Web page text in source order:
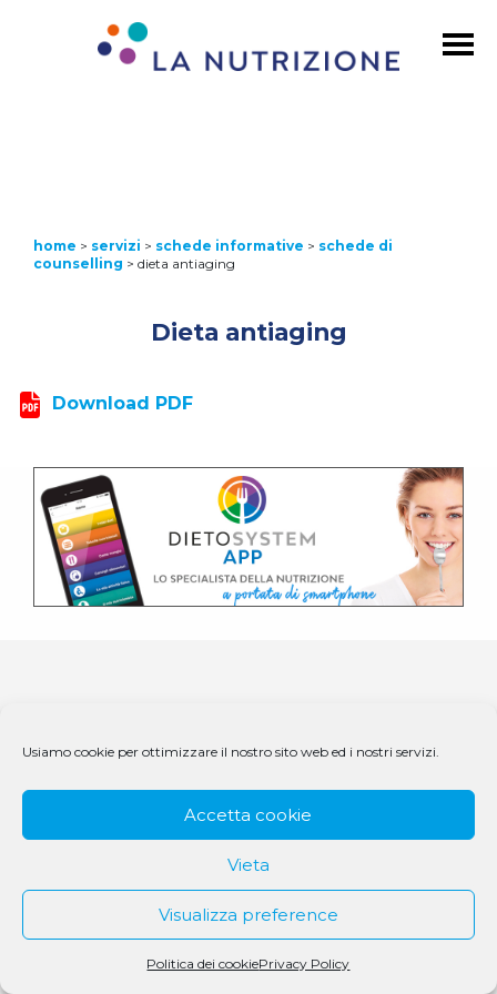
Usiamo cookie per ottimizzare il nostro sito web ed i nostri servizi.
Accetta cookie
Vieta
Visualizza preference
Politica dei cookiePrivacy Policy
home > servizi > schede informative > schede di
counselling > dieta antiaging
Dieta antiaging
Download PDF
07979550154